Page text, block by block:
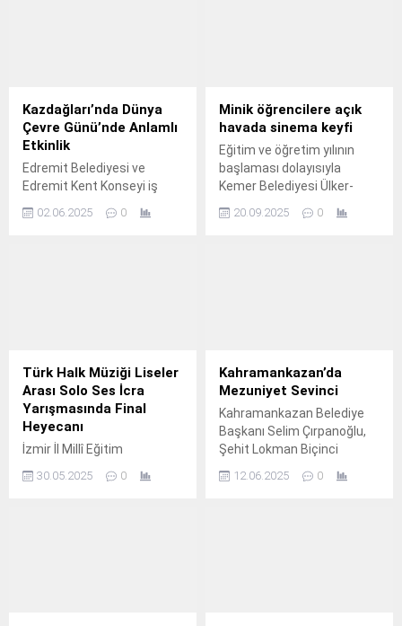
Kazdağları’nda Dünya
Çevre Günü’nde Anlamlı
Etkinlik
Edremit Belediyesi ve
Edremit Kent Konseyi iş
dolayısıyla Kazdağları’nın
02.06.2025 0
Minik öğrencilere açık
havada sinema keyfi
Eğitim ve öğretim yılının
başlaması dolayısıyla
Kemer Belediyesi Ülker-
Gündüz Bakımevi
20.09.2025 0
Türk Halk Müziği Liseler
Arası Solo Ses İcra
Yarışmasında Final
Heyecanı
İzmir İl Millî Eğitim
düzenlenen kültür-sanat
30.05.2025 0
Kahramankazan’da
Mezuniyet Sevinci
Kahramankazan Belediye
Başkanı Selim Çırpanoğlu,
Şehit Lokman Biçinci
Lisesi'nin mezuniyet
12.06.2025 0